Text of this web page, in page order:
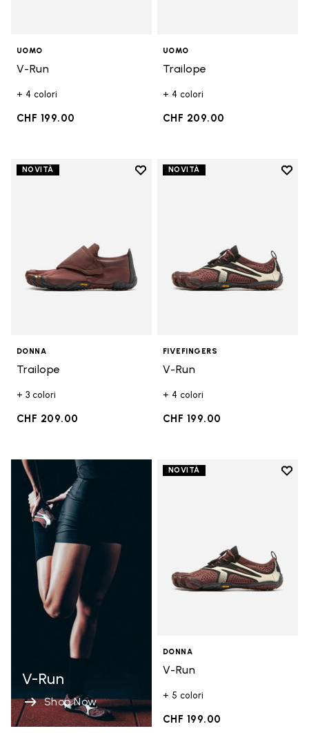
UOMO
V-Run
+ 4 colori
CHF 199.00
UOMO
Trailope
+ 4 colori
CHF 209.00
NOVITÀ
Add to wishlist
DONNA
Trailope
+ 3 colori
CHF 209.00
NOVITÀ
Add
FIVEFINGERS
V-Run
+ 4 colori
CHF 199.00
V-Run
Shop Now
NOVITÀ
Add
DONNA
V-Run
+ 5 colori
CHF 199.00